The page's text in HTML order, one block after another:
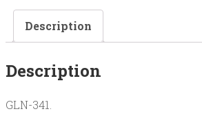
quantity
Description
Description
GLN-341.